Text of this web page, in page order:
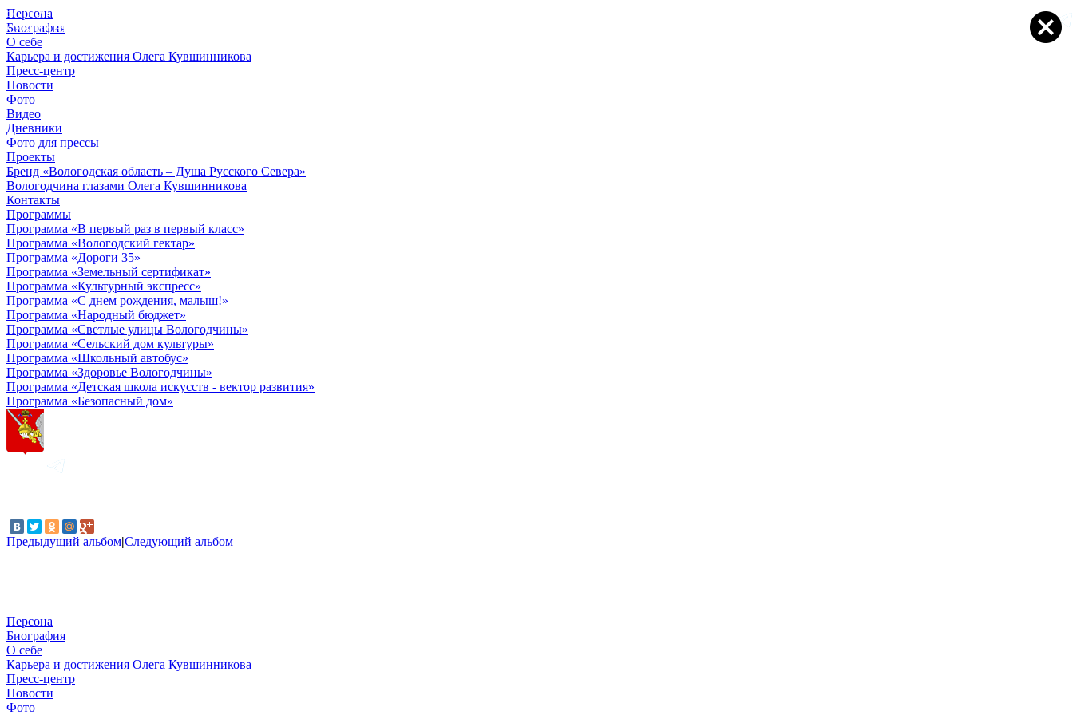
Персона
Биография
О себе
Карьера и достижения Олега Кувшинникова
Пресс-центр
Новости
Фото
Видео
Дневники
Фото для прессы
Проекты
Бренд «Вологодская область – Душа Русского Севера»
Вологодчина глазами Олега Кувшинникова
Контакты
Программы
Программа «В первый раз в первый класс»
Программа «Вологодский гектар»
Программа «Дороги 35»
Программа «Земельный сертификат»
Программа «Культурный экспресс»
Программа «С днем рождения, малыш!»
Программа «Народный бюджет»
Программа «Светлые улицы Вологодчины»
Программа «Сельский дом культуры»
Программа «Школьный автобус»
Программа «Здоровье Вологодчины»
Программа «Детская школа искусств - вектор развития»
Программа «Безопасный дом»
Предыдущий альбом|Следующий альбом
© 2012 - 2023,
КУВШИННИКОВ О.А.
Персона
Биография
О себе
Карьера и достижения Олега Кувшинникова
Пресс-центр
Новости
Фото